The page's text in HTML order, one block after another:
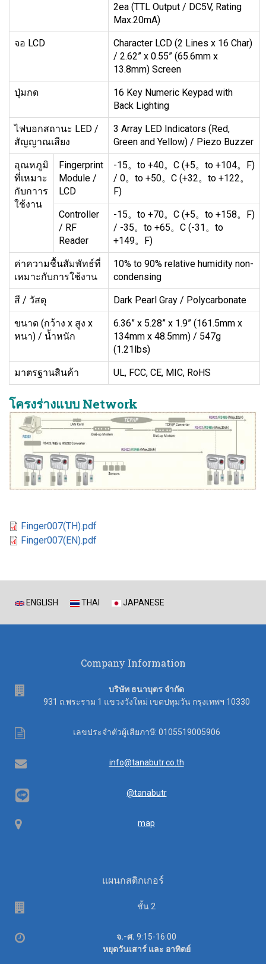
2ea (TTL Output / DC5V, Rating
Max.20mA)
จอ LCD
Character LCD (2 Lines x 16 Char)
/ 2.62” x 0.55” (65.6mm x
13.8mm) Screen
ปุ่มกด
16 Key Numeric Keypad with
Back Lighting
ไฟบอกสถานะ LED /
สัญญาณเสียง
3 Array LED Indicators (Red,
Green and Yellow) / Piezo Buzzer
อุณหภูมิ
ที่เหมาะ
กับกาาร
ใช้งาน
Fingerprint
Module /
LCD
-15。to +40。C (+5。to +104。F)
/ 0。to +50。C (+32。to +122。
F)
Controller
/ RF
Reader
-15。to +70。C (+5。to +158。F)
/ -35。to +65。C (-31。to
+149。F)
ค่าความชื้นสัมพัทธ์ที่
เหมาะกับการใช้งาน
10% to 90% relative humidity non-
condensing
สี / วัสดุ Dark Pearl Gray / Polycarbonate
ขนาด (กว้าง x สูง x
หนา) / น้ำหนัก
6.36” x 5.28” x 1.9” (161.5mm x
134mm x 48.5mm) / 547g
(1.21lbs)
มาตรฐานสินค้า UL, FCC, CE, MIC, RoHS
โครงร่างแบบ Network
Finger007(TH).pdf
Finger007(EN).pdf
ENGLISH THAI JAPANESE
Company Information
บริษัท ธนาบุตร จำกัด
931 ถ.พระราม 1 แขวงวังใหม่ เขตปทุมวัน กรุงเทพฯ 10330
Tax
เลขประจำตัวผู้เสียภาษี: 0105519005906
Email info@tanabutr.co.th
@tanabutr
Map map
แผนกสติกเกอร์
ชั้น 2
Office
จ.-ศ. 9:15-16:00
หยุดวันเสาร์ และ อาทิตย์